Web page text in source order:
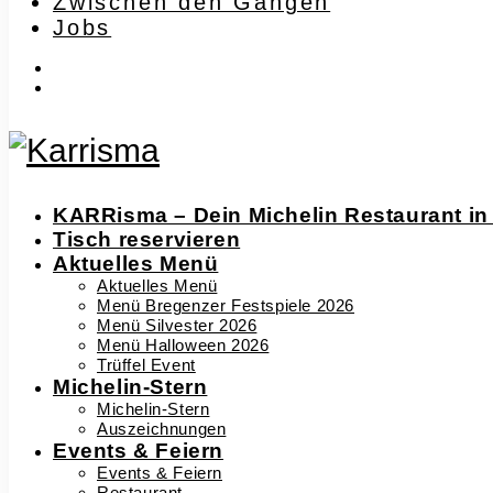
Jobs
KARRisma – Dein Michelin Restaurant
Tisch reservieren
Aktuelles Menü
Aktuelles Menü
Menü Bregenzer Festspiele 2026
Menü Silvester 2026
Menü Halloween 2026
Trüffel Event
Michelin-Stern
Michelin-Stern
Auszeichnungen
Events & Feiern
Events & Feiern